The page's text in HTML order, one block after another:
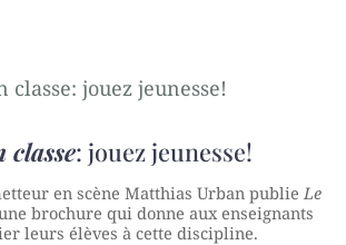
classe: jouez jeunesse!
en scène Matthias Urban publie Le
brochure qui donne aux enseignants
leurs élèves à cette discipline.